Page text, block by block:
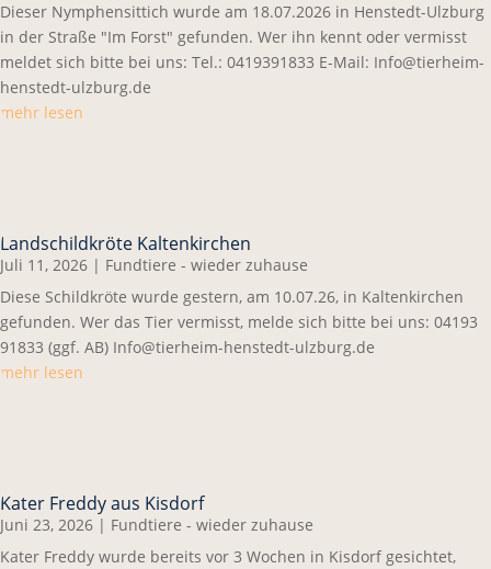
Dieser Nymphensittich wurde am 18.07.2026 in Henstedt-Ulzburg
in der Straße "Im Forst" gefunden. Wer ihn kennt oder vermisst
meldet sich bitte bei uns: Tel.: 0419391833 E-Mail: Info@tierheim-
henstedt-ulzburg.de
mehr lesen
Landschildkröte Kaltenkirchen
Juli 11, 2026 | Fundtiere - wieder zuhause
Diese Schildkröte wurde gestern, am 10.07.26, in Kaltenkirchen
gefunden. Wer das Tier vermisst, melde sich bitte bei uns: 04193
91833 (ggf. AB) Info@tierheim-henstedt-ulzburg.de
mehr lesen
Kater Freddy aus Kisdorf
Juni 23, 2026 | Fundtiere - wieder zuhause
Kater Freddy wurde bereits vor 3 Wochen in Kisdorf gesichtet,